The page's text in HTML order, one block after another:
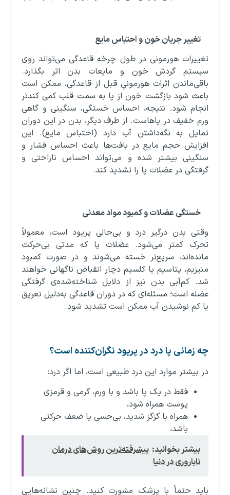
تغییر جریان خون و احتباس مایع
تغییرات هورمونی در طول چرخه قاعدگی می‌تواند روی
سیستم گردش خون و مایعات بدن اثر بگذارد.
باقی‌ماندن اثرات هورمونیِ قبل از قاعدگی، ممکن است
باعث شود بازگشت خون از پا به سمت قلب کمی کندتر
انجام شود. نتیجه، احساس خستگی، سنگینی و گاهی
ورم خفیف در پاهاست. از طرف دیگر، بدن در این دوران
تمایل به نگه‌داشتن آب دارد (احتباس مایع). این
افزایش حجم مایع در بافت‌ها باعث احساس فشار و
سنگینی بیشتر شده و می‌تواند احساس ناراحتی و
گرفتگی در عضلات پا را تشدید کند.
خستگی عضلات و کمبود مواد معدنی
وقتی بدن درگیر درد و بی‌حالی پریود است، معمولاً
تحرک کمتر می‌شود. عضلات پا که مدتی بی‌حرکت
مانده‌اند، سریع‌تر خسته می‌شوند و در صورت کمبود
منیزیم، پتاسیم یا کلسیم دچار انقباض ناگهانی خواهند
شد. کم‌آبی بدن نیز از دلایل شناخته‌شده‌ی گرفتگی
عضله است؛ مسئله‌ای که در دوران قاعدگی به‌دلیل تعریق
یا کم نوشیدن آب ممکن است تشدید شود.
چه زمانی پا درد در پریود نگران‌کننده است؟
در بیشتر موارد این درد طبیعی است، اما اگر درد:
فقط در یک پا باشد و با ورم، گرمی و قرمزی
پوست همراه شود،
همراه با گزگز شدید، بی‌حسی یا ضعف حرکتی
باشد،
بیشتر بخوانید: پیشرفته‌ترین روش‌های درمان
ناباروری در دنیا
باید حتماً با پزشک مشورت کنید. چنین نشانه‌هایی